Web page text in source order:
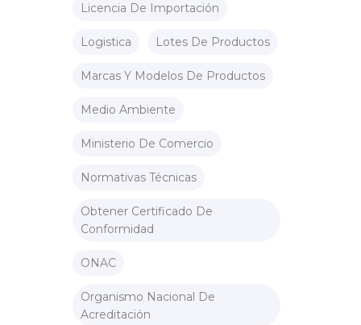
Licencia De Importación
Logistica Lotes De Productos
Marcas Y Modelos De Productos
Medio Ambiente
Ministerio De Comercio
Normativas Técnicas
Obtener Certificado De
Conformidad
ONAC
Organismo Nacional De
Acreditación